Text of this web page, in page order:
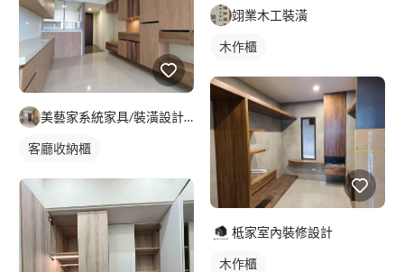
美藝家系統家具/裝潢設計/統包服務
客廳收納櫃
翊業木工裝潢
木作櫃
柢家室內裝修設計
木作櫃